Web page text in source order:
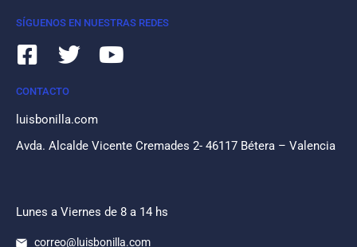
SÍGUENOS EN NUESTRAS REDES
CONTACTO
luisbonilla.com
Avda. Alcalde Vicente Cremades 2- 46117 Bétera – Valencia
Lunes a Viernes de 8 a 14 hs
correo@luisbonilla.com